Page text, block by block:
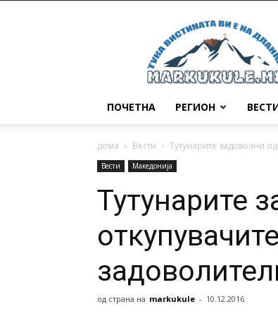
Маркукуле
ПОЧЕТНА РЕГИОН
дома Вести Тутунарите задоволни
Вести Македонија
Тутунарите
од страна на markukule - 10.12.2016